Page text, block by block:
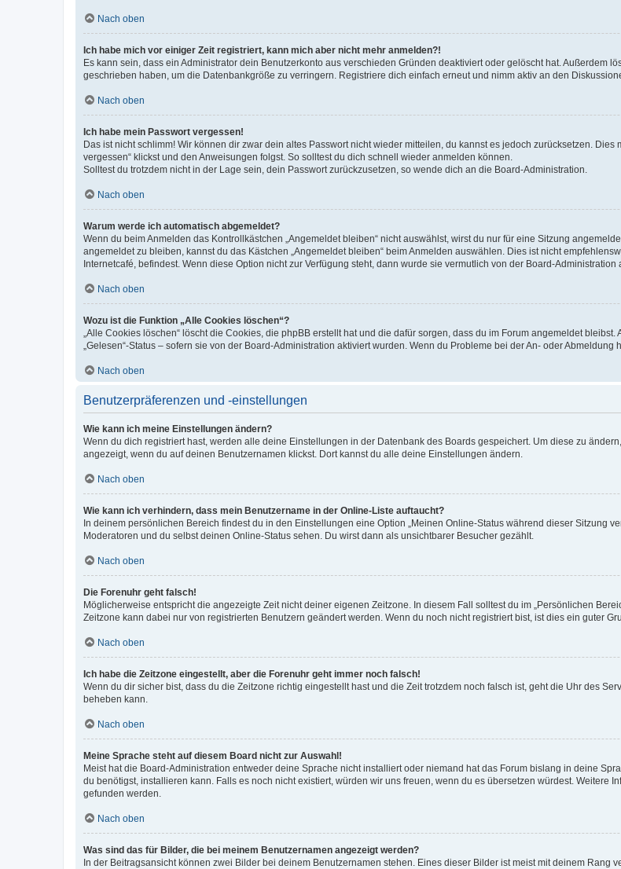
Nach oben
Ich habe mich vor einiger Zeit registriert, kann mich aber nicht mehr anmelden?!
Es kann sein, dass ein Administrator dein Benutzerkonto aus verschieden Gründen deaktiviert oder gelöscht hat. Außerdem
geschrieben haben, um die Datenbankgröße zu verringern. Registriere dich einfach erneut und nimm aktiv an den
Nach oben
Ich habe mein Passwort vergessen!
Das ist nicht schlimm! Wir können dir zwar dein altes Passwort nicht wieder mitteilen, du kannst es jedoch zurücksetzen.
vergessen“ klickst und den Anweisungen folgst. So solltest du dich schnell wieder anmelden können.
Solltest du trotzdem nicht in der Lage sein, dein Passwort zurückzusetzen, so wende dich an die Board-Administration.
Nach oben
Warum werde ich automatisch abgemeldet?
Wenn du beim Anmelden das Kontrollkästchen „Angemeldet bleiben“ nicht auswählst, wirst du nur für eine Sitzung
angemeldet zu bleiben, kannst du das Kästchen „Angemeldet bleiben“ beim Anmelden auswählen. Dies ist nicht
Internetcafé, befindest. Wenn diese Option nicht zur Verfügung steht, dann wurde sie vermutlich von der Board-Administration
Nach oben
Wozu ist die Funktion „Alle Cookies löschen“?
„Alle Cookies löschen“ löscht die Cookies, die phpBB erstellt hat und die dafür sorgen, dass du im Forum angemeldet
„Gelesen“-Status – sofern sie von der Board-Administration aktiviert wurden. Wenn du Probleme bei der An- oder
Nach oben
Benutzerpräferenzen und -einstellungen
Wie kann ich meine Einstellungen ändern?
Wenn du dich registriert hast, werden alle deine Einstellungen in der Datenbank des Boards gespeichert. Um diese zu
angezeigt, wenn du auf deinen Benutzernamen klickst. Dort kannst du alle deine Einstellungen ändern.
Nach oben
Wie kann ich verhindern, dass mein Benutzername in der Online-Liste auftaucht?
In deinem persönlichen Bereich findest du in den Einstellungen eine Option „Meinen Online-Status während dieser Sitzung
Moderatoren und du selbst deinen Online-Status sehen. Du wirst dann als unsichtbarer Besucher gezählt.
Nach oben
Die Forenuhr geht falsch!
Möglicherweise entspricht die angezeigte Zeit nicht deiner eigenen Zeitzone. In diesem Fall solltest du im „Persönlichen
Zeitzone kann dabei nur von registrierten Benutzern geändert werden. Wenn du noch nicht registriert bist, ist dies ein guter
Nach oben
Ich habe die Zeitzone eingestellt, aber die Forenuhr geht immer noch falsch!
Wenn du dir sicher bist, dass du die Zeitzone richtig eingestellt hast und die Zeit trotzdem noch falsch ist, geht die Uhr des
beheben kann.
Nach oben
Meine Sprache steht auf diesem Board nicht zur Auswahl!
Meist hat die Board-Administration entweder deine Sprache nicht installiert oder niemand hat das Forum bislang in deine
du benötigst, installieren kann. Falls es noch nicht existiert, würden wir uns freuen, wenn du es übersetzen würdest. Weitere
gefunden werden.
Nach oben
Was sind das für Bilder, die bei meinem Benutzernamen angezeigt werden?
In der Beitragsansicht können zwei Bilder bei deinem Benutzernamen stehen. Eines dieser Bilder ist meist mit deinem Rang